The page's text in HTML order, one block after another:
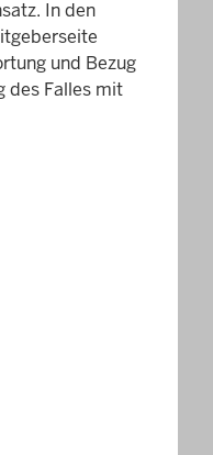
In den
und Bezug
des Falles mit